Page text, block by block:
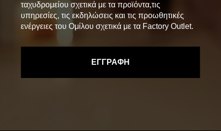
ταχυδρομείου σχετικά με τα προϊόντα,τις
υπηρεσίες, τις εκδηλώσεις και τις προωθητικές
ενέργειες του Ομίλου σχετικά με τα Factory Outlet.